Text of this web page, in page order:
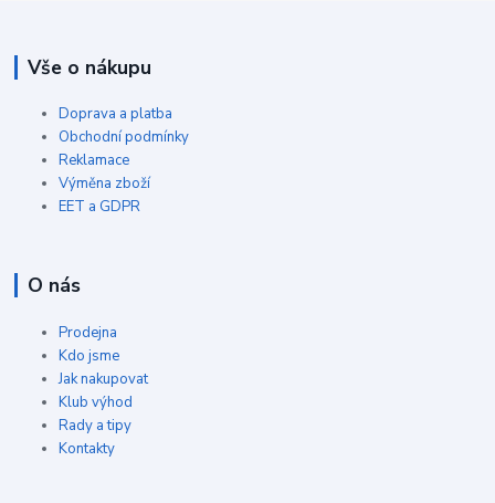
Vše o nákupu
Doprava a platba
Obchodní podmínky
Reklamace
Výměna zboží
EET a GDPR
O nás
Prodejna
Kdo jsme
Jak nakupovat
Klub výhod
Rady a tipy
Kontakty